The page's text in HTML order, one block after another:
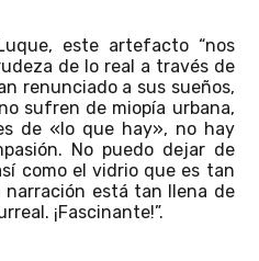
este artefacto “nos
de lo real a través de
renunciado a sus sueños,
sufren de miopía urbana,
de «lo que hay», no hay
No puedo dejar de
como el vidrio que es tan
narración está tan llena de
¡Fascinante!”.